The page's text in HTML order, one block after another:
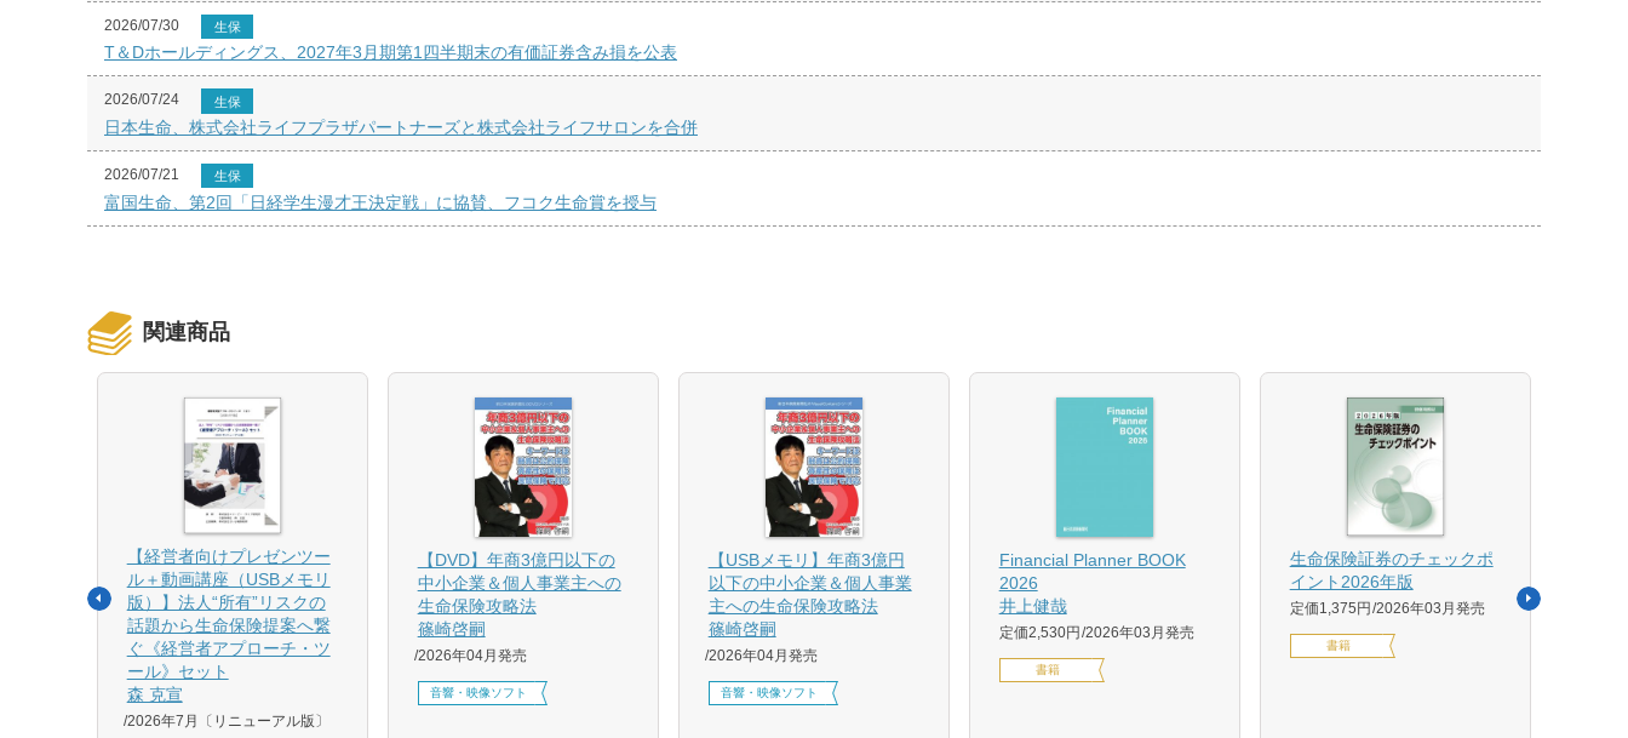
2026/07/30 生保
T＆Dホールディングス、2027年3月期第1四半期末の有価証券含み損を公表
2026/07/24 生保
日本生命、株式会社ライフプラザパートナーズと株式会社ライフサロンを合併
2026/07/21 生保
富国生命、第2回「日経学生漫才王決定戦」に協賛、フコク生命賞を授与
関連商品
【経営者向けプレゼンツー
ル＋動画講座（USBメモリ
版）】法人“所有”リスクの
話題から生命保険提案へ繋
ぐ《経営者アプローチ・ツ
ール》セット
森 克宣
2026年7月〔リニューアル版〕
【DVD】年商3億円以下の
中小企業＆個人事業主への
生命保険攻略法
篠崎啓嗣
2026年04月発売
音響・映像ソフト
【USBメモリ】年商3億円
以下の中小企業＆個人事業
主への生命保険攻略法
篠崎啓嗣
2026年04月発売
音響・映像ソフト
Financial Planner BOOK
2026
井上健哉
定価2,530円 2026年03月発売
書籍
生命保険証券のチェックポ
イント2026年版
定価1,375円 2026年03月発売
書籍